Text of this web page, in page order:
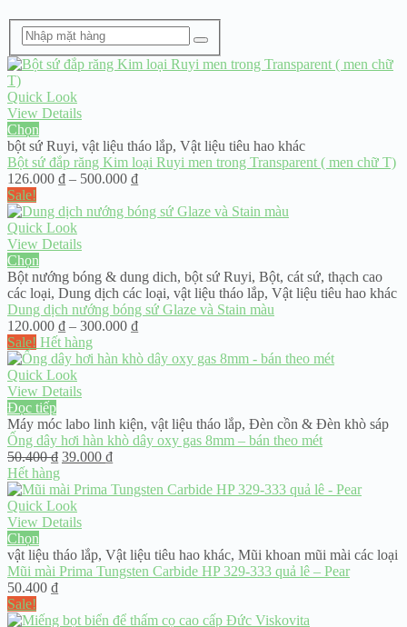
Quick Look
View Details
Chọn
bột sứ Ruyi, vật liệu tháo lắp, Vật liệu tiêu hao khác
Bột sứ đắp răng Kim loại Ruyi men trong Transparent ( men chữ T)
126.000 ₫ – 500.000 ₫Khoảng
từ
Sale!
Quick Look
View Details
Chọn
Bột nướng bóng & dung dich, bột sứ Ruyi, Bột, cát sứ, thạch cao
các loại, Dung dịch các loại, vật liệu tháo lắp, Vật liệu tiêu hao khác
Dung dịch nướng bóng sứ Glaze và Stain màu
120.000 ₫ – 300.000 ₫Khoảng
từ
Sale! Hết hàng
Quick Look
View Details
Đọc tiếp
Máy móc labo linh kiện, vật liệu tháo lắp, Đèn cồn & Đèn khò sáp
Ống dây hơi hàn khò dây oxy gas 8mm – bán theo mét
50.400₫ Giá
là:
50.400 ₫.
39.000 ₫Giá
tại
Hết hàng
Quick Look
View Details
Chọn
vật liệu tháo lắp, Vật liệu tiêu hao khác, Mũi khoan mũi mài các loại
Mũi mài Prima Tungsten Carbide HP 329-333 quả lê – Pear
50.400 ₫
Sale!